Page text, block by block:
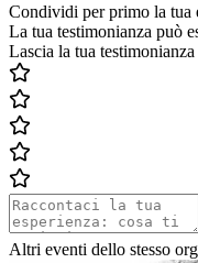
Condividi per primo la tua
La tua testimonianza può
Lascia la tua testimonianza
Altri eventi dello stesso